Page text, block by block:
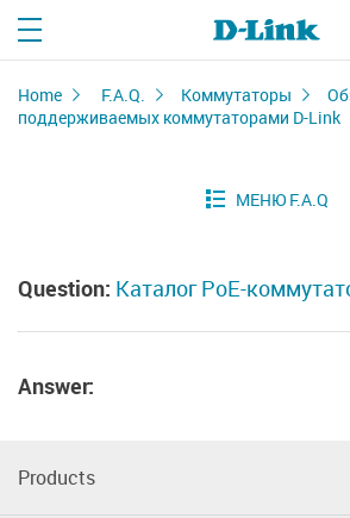
Home F.A.Q. Коммутаторы
поддерживаемых коммутаторами D-Link
Question: Каталог PoE-
Answer:
Products